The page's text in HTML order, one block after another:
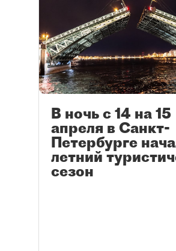
В ночь с 14 на 15
апреля в Санкт-
Петербурге
летний
сезон